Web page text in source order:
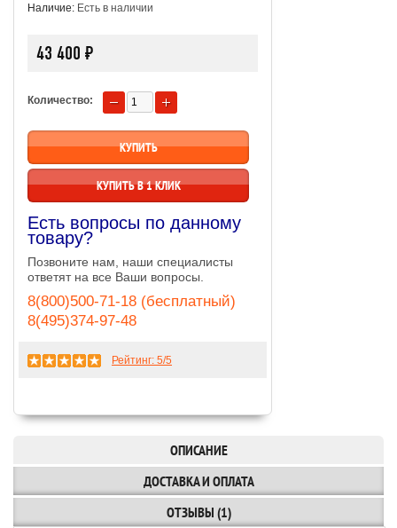
Наличие: Есть в наличии
43 400 ₽
Количество:
КУПИТЬ В 1 КЛИК
Есть вопросы по данному
товару?
Позвоните нам, наши специалисты
ответят на все Ваши вопросы.
8(800)500-71-18 (бесплатный)
8(495)374-97-48
Рейтинг: 5/5
ОПИСАНИЕ
ДОСТАВКА И ОПЛАТА
ОТЗЫВЫ (1)